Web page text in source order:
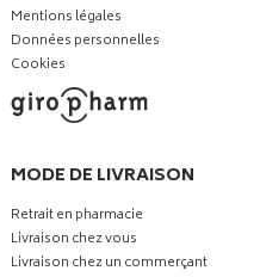
Mentions légales
Données personnelles
Cookies
MODE DE LIVRAISON
Retrait en pharmacie
Livraison chez vous
Livraison chez un commerçant